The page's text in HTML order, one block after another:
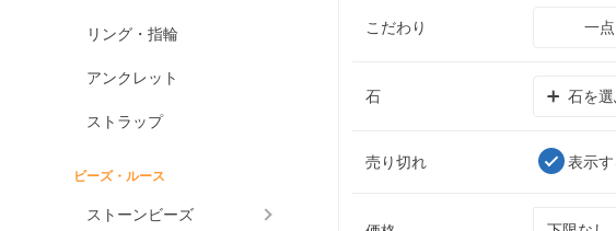
リング・指輪
アンクレット
ストラップ
ビーズ・ルース
ストーンビーズ
こだわり 一点
石 石を選
売り切れ 表示す